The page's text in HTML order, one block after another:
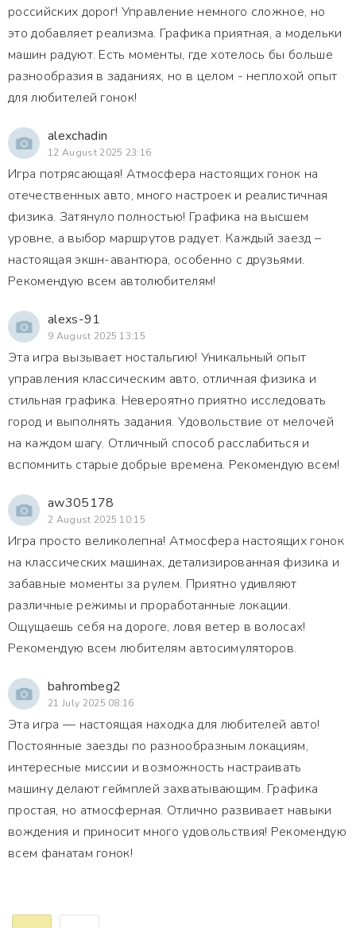
российских дорог! Управление немного сложное, но
это добавляет реализма. Графика приятная, а модельки
машин радуют. Есть моменты, где хотелось бы больше
разнообразия в заданиях, но в целом - неплохой опыт
для любителей гонок!
alexchadin
12 August 2025 23:16
Игра потрясающая! Атмосфера настоящих гонок на
отечественных авто, много настроек и реалистичная
физика. Затянуло полностью! Графика на высшем
уровне, а выбор маршрутов радует. Каждый заезд –
настоящая экшн-авантюра, особенно с друзьями.
Рекомендую всем автолюбителям!
alexs-91
9 August 2025 13:15
Эта игра вызывает ностальгию! Уникальный опыт
управления классическим авто, отличная физика и
стильная графика. Невероятно приятно исследовать
город и выполнять задания. Удовольствие от мелочей
на каждом шагу. Отличный способ расслабиться и
вспомнить старые добрые времена. Рекомендую всем!
aw305178
2 August 2025 10:15
Игра просто великолепна! Атмосфера настоящих гонок
на классических машинах, детализированная физика и
забавные моменты за рулем. Приятно удивляют
различные режимы и проработанные локации.
Ощущаешь себя на дороге, ловя ветер в волосах!
Рекомендую всем любителям автосимуляторов.
bahrombeg2
21 July 2025 08:16
Эта игра — настоящая находка для любителей авто!
Постоянные заезды по разнообразным локациям,
интересные миссии и возможность настраивать
машину делают геймплей захватывающим. Графика
простая, но атмосферная. Отлично развивает навыки
вождения и приносит много удовольствия! Рекомендую
всем фанатам гонок!